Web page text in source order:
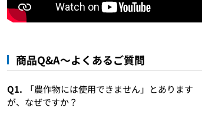
商品Q&A～よくあるご質問
Q1.
「農作物には使用できません」とあります
が、なぜですか？